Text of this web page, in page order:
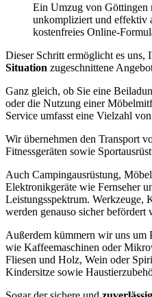
Ein Umzug von Göttingen
unkompliziert und effektiv
kostenfreies Online-
Dieser Schritt ermöglicht es uns,
Situation zugeschnittene
Ganz gleich, ob Sie eine
oder die Nutzung einer
Service umfasst eine Vielzahl
Wir übernehmen den Transport
Fitnessgeräten sowie
Auch Campingausrüstung,
Elektronikgeräte wie Fernseher
Leistungsspektrum. Werkzeuge,
werden genauso sicher
Außerdem kümmern wir uns um
wie Kaffeemaschinen oder
Fliesen und Holz, Wein oder
Kindersitze sowie